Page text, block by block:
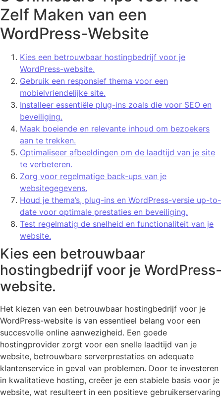
Zelf Maken van een
WordPress-Website
Kies een betrouwbaar hostingbedrijf voor je
WordPress-website.
Gebruik een responsief thema voor een
mobielvriendelijke site.
Installeer essentiële plug-ins zoals die voor SEO en
beveiliging.
Maak boeiende en relevante inhoud om bezoekers
aan te trekken.
Optimaliseer afbeeldingen om de laadtijd van je site
te verbeteren.
Zorg voor regelmatige back-ups van je
websitegegevens.
Houd je thema’s, plug-ins en WordPress-versie up-to-
date voor optimale prestaties en beveiliging.
Test regelmatig de snelheid en functionaliteit van je
website.
Kies een betrouwbaar
hostingbedrijf voor je WordPress-
website.
Het kiezen van een betrouwbaar hostingbedrijf voor je
WordPress-website is van essentieel belang voor een
succesvolle online aanwezigheid. Een goede
hostingprovider zorgt voor een snelle laadtijd van je
website, betrouwbare serverprestaties en adequate
klantenservice in geval van problemen. Door te investeren
in kwalitatieve hosting, creëer je een stabiele basis voor je
website, wat resulteert in een positieve gebruikerservaring